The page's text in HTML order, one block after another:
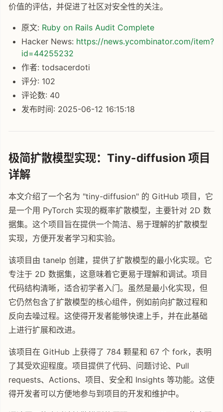
价值的评估，并促进了社区对安全性的关注。
原文: Ruby on Rails Audit Complete
Hacker News: https://news.ycombinator.com/item?
id=44255232
作者: todsacerdoti
评分: 102
评论数: 40
发布时间: 2025-06-12 16:15:18
极简扩散模型实现：Tiny-diffusion 项目
详解
本文介绍了一个名为 "tiny-diffusion" 的 GitHub 项目，它
是一个用 PyTorch 实现的概率扩散模型，主要针对 2D 数
据集。这个项目旨在提供一个简洁、易于理解的扩散模型
实现，方便开发者学习和实验。
该项目由 tanelp 创建，提供了扩散模型的最小化实现。它
专注于 2D 数据集，这意味着它更易于理解和调试。项目
代码结构清晰，适合初学者入门。虽然是最小化实现，但
它仍然包含了扩散模型的核心组件，例如前向扩散过程和
反向去噪过程。这使得开发者能够快速上手，并在此基础
上进行扩展和改进。
该项目在 GitHub 上获得了 784 颗星和 67 个 fork，表明
了其受欢迎程度。项目提供了代码、问题讨论、Pull
requests、Actions、项目、安全和 Insights 等功能。这使
得开发者可以方便地参与到项目的开发和维护中。